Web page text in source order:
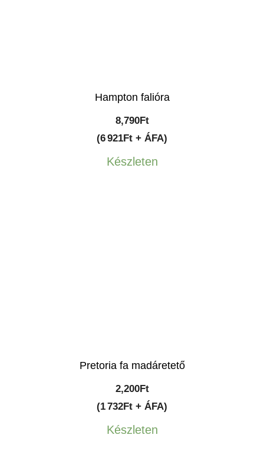
Hampton falióra
8,790Ft
(6 921Ft + ÁFA)
Készleten
Pretoria fa madáretető
2,200Ft
(1 732Ft + ÁFA)
Készleten